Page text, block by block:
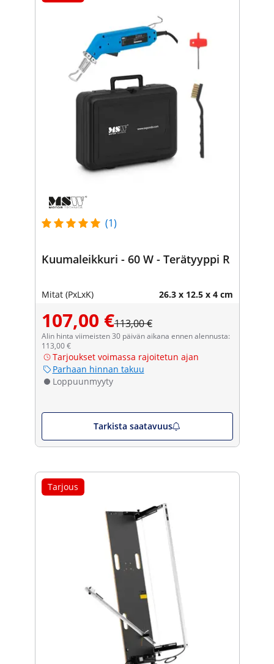
(1)
Kuumaleikkuri - 60 W - Terätyyppi R
Mitat (PxLxK) 26.3 x 12.5 x 4 cm
107,00 €113,00 €
Alin hinta viimeisten 30 päivän aikana ennen alennusta:
113,00 €
Tarjoukset voimassa rajoitetun ajan
Parhaan hinnan takuu
Loppuunmyyty
Tarkista saatavuus
Tarjous